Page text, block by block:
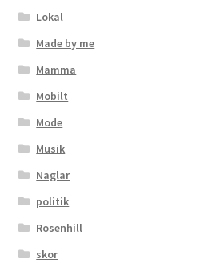
Lokal
Made by me
Mamma
Mobilt
Mode
Musik
Naglar
politik
Rosenhill
skor